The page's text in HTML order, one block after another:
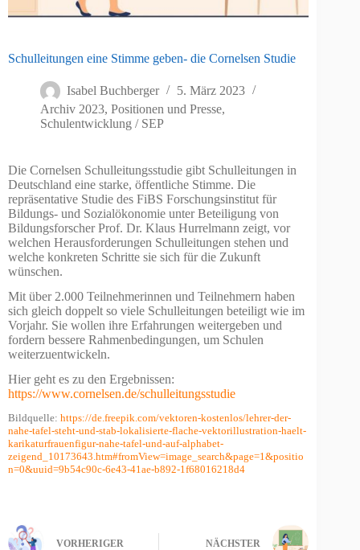
Schulleitungen eine Stimme geben- die Cornelsen Studie
Isabel Buchberger
5. März 2023
Archiv 2023, Positionen und Presse,
Schulentwicklung / SEP
Die Cornelsen Schulleitungsstudie gibt Schulleitungen in
Deutschland eine starke, öffentliche Stimme. Die
repräsentative Studie des FiBS Forschungsinstitut für
Bildungs- und Sozialökonomie unter Beteiligung von
Bildungsforscher Prof. Dr. Klaus Hurrelmann zeigt, vor
welchen Herausforderungen Schulleitungen stehen und
welche konkreten Schritte sie sich für die Zukunft
wünschen.
Mit über 2.000 Teilnehmerinnen und Teilnehmern haben
sich gleich doppelt so viele Schulleitungen beteiligt wie im
Vorjahr. Sie wollen ihre Erfahrungen weitergeben und
fordern bessere Rahmenbedingungen, um Schulen
weiterzuentwickeln.
Hier geht es zu den Ergebnissen:
https://www.cornelsen.de/schulleitungsstudie
Bildquelle: https://de.freepik.com/vektoren-kostenlos/lehrer-der-
nahe-tafel-steht-und-stab-lokalisierte-flache-vektorillustration-haelt-
karikaturfrauenfigur-nahe-tafel-und-auf-alphabet-
zeigend_10173643.htm#fromView=image_search&page=1&positio
n=0&uuid=9b54c90c-6e43-41ae-b892-1f68016218d4
VORHERIGER NÄCHSTER